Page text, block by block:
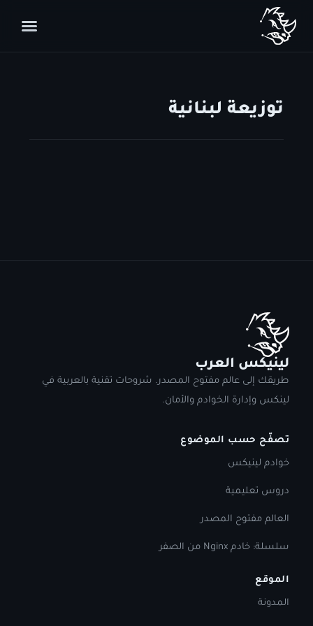
توزيعة لبنانية
لينيكس العرب
طريقك إلى عالم مفتوح المصدر. شروحات تقنية بالعربية في
لينكس وإدارة الخوادم والأمان.
تصفّح حسب الموضوع
خوادم لينيكس
دروس تعليمية
العالم مفتوح المصدر
سلسلة: خادم Nginx من الصفر
الموقع
المدونة